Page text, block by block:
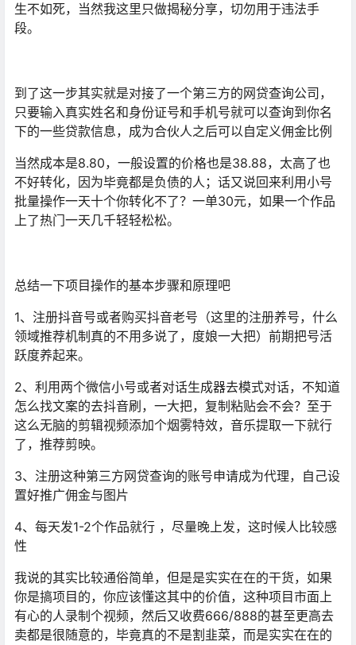
生不如死，当然我这里只做揭秘分享，切勿用于违法手
段。
到了这一步其实就是对接了一个第三方的网贷查询公司，
只要输入真实姓名和身份证号和手机号就可以查询到你名
下的一些贷款信息，成为合伙人之后可以自定义佣金比例
当然成本是8.80，一般设置的价格也是38.88，太高了也
不好转化，因为毕竟都是负债的人；话又说回来利用小号
批量操作一天十个你转化不了？一单30元，如果一个作品
上了热门一天几千轻轻松松。
总结一下项目操作的基本步骤和原理吧
1、注册抖音号或者购买抖音老号（这里的注册养号，什么
领域推荐机制真的不用多说了，度娘一大把）前期把号活
跃度养起来。
2、利用两个微信小号或者对话生成器去模式对话，不知道
怎么找文案的去抖音刷，一大把，复制粘贴会不会？至于
这么无脑的剪辑视频添加个烟雾特效，音乐提取一下就行
了，推荐剪映。
3、注册这种第三方网贷查询的账号申请成为代理，自己设
置好推广佣金与图片
4、每天发1-2个作品就行 ，尽量晚上发，这时候人比较感
性
我说的其实比较通俗简单，但是是实实在在的干货，如果
你是搞项目的，你应该懂这其中的价值，这种项目市面上
有心的人录制个视频，然后又收费666/888的甚至更高去
卖都是很随意的，毕竟真的不是割韭菜，而是实实在在的